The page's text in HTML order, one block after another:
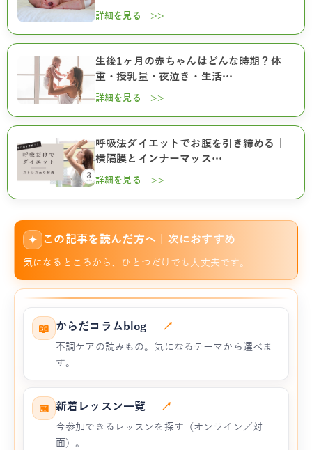
詳細を見る >>
生後1ヶ月の赤ちゃんはどんな時期？体
重・授乳量・夜泣き・生活…
詳細を見る >>
呼吸法ダイエットでお腹を引き締める｜
横隔膜とインナーマッス…
詳細を見る >>
✦ この記事を読んだ方へ｜次におすすめ
気になるところから、ひとつだけでも大丈夫です。
📖 からだコラムblog ↗
不調ケアの読みもの。気になるテーマから選べま
す。
📅 新着レッスン一覧 ↗
今参加できるレッスンを探す（オンライン／対
面）。